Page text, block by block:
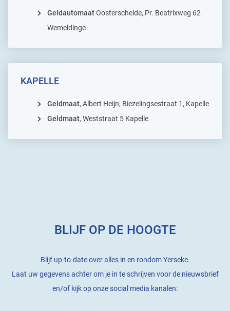
GeldautomaatOosterschelde, Pr. Beatrixweg 62
Wemeldinge
KAPELLE
Geldmaat, Albert Heijn, Biezelingsestraat 1, Kapelle
Geldmaat, Weststraat 5 Kapelle
BLIJF OP DE HOOGTE
Blijf up-to-date over alles in en rondom Yerseke.
Laat uw gegevens achter om je in te schrijven voor de nieuwsbrief
en/of kijk op onze social media kanalen: